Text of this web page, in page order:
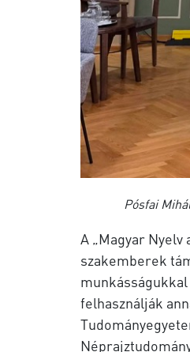
Pósfai
A „Magyar
szakemberek
felhasználják